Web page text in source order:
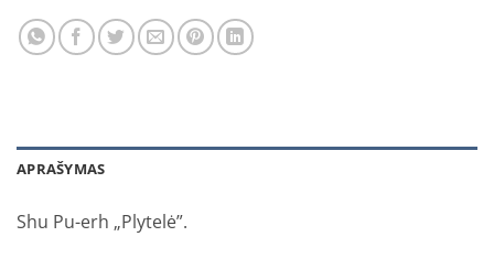
APRAŠYMAS
Shu Pu-erh „Plytelė”.